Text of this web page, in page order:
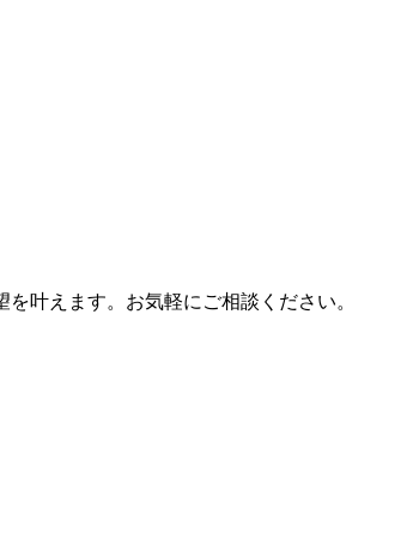
叶えます。お気軽にご相談ください。